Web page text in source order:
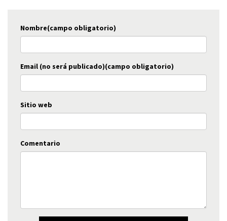
Nombre(campo obligatorio)
Email (no será publicado)(campo obligatorio)
Sitio web
Comentario